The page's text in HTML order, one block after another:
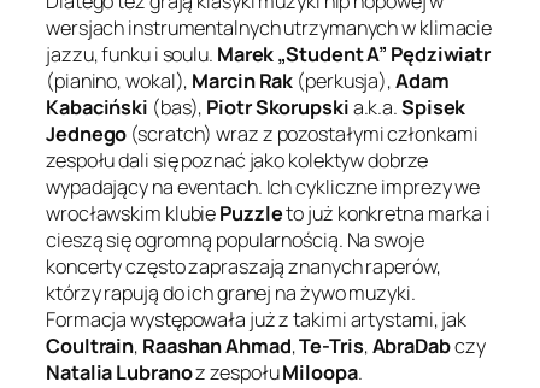
wersjach instrumentalnych utrzymanych w klimacie
jazzu, funku i soulu. Marek „Student A” Pędziwiatr
(pianino, wokal), Marcin Rak (perkusja),Adam
Kabaciński (bas), Piotr Skorupskia.k.a.Spisek
Jednego (scratch) wraz z pozostałymi członkami
zespołu dali się poznać jako kolektyw dobrze
wypadający na eventach. Ich cykliczne imprezy we
wrocławskim klubiePuzzleto już konkretna marka i
cieszą się ogromną popularnością. Na swoje
koncerty często zapraszają znanych raperów,
którzy rapują do ich granej na żywo muzyki.
Formacja występowała już z takimi artystami, jak
Coultrain, Raashan Ahmad,Te-Tris,AbraDabczy
Natalia Lubranoz zespołuMiloopa.